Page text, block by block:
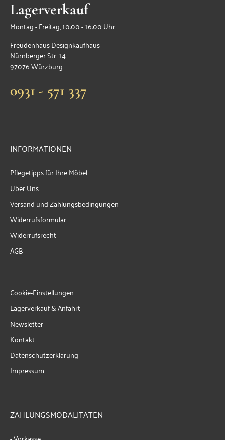
Lagerverkauf
Montag - Freitag, 10:00 - 16:00 Uhr
Freudenhaus Designkaufhaus
Nürnberger Str. 14
97076 Würzburg
0931 - 571 337
INFORMATIONEN
Pflegetipps für Ihre Möbel
Über Uns
Versand und Zahlungsbedingungen
Widerrufsformular
Widerrufsrecht
AGB
Cookie-Einstellungen
Lagerverkauf & Anfahrt
Newsletter
Kontakt
Datenschutzerklärung
Impressum
ZAHLUNGSMODALITÄTEN